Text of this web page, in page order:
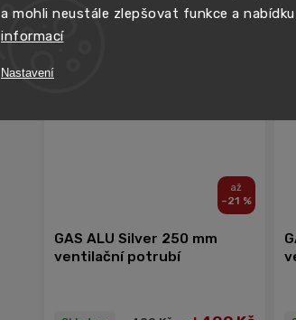
a mohli neustále zlepšovat funkce a
informací
Nastavení
LETNÍ SKLIZEŇ
–21 %
GAS ALU Silver 250 mm
ventilační potrubí